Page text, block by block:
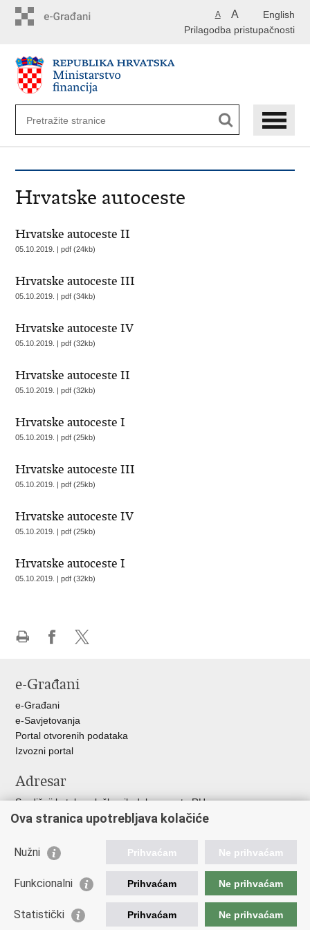
English
A A
Prilagodba pristupačnosti
Hrvatske autoceste
Hrvatske autoceste II
05.10.2019. | pdf (24kb)
Hrvatske autoceste III
05.10.2019. | pdf (34kb)
Hrvatske autoceste IV
05.10.2019. | pdf (32kb)
Hrvatske autoceste II
05.10.2019. | pdf (32kb)
Hrvatske autoceste I
05.10.2019. | pdf (25kb)
Hrvatske autoceste III
05.10.2019. | pdf (25kb)
Hrvatske autoceste IV
05.10.2019. | pdf (25kb)
Hrvatske autoceste I
05.10.2019. | pdf (32kb)
Facebooku
X-
e-Građani
e-Građani
e-Savjetovanja
Portal otvorenih podataka
Izvozni portal
Adresar
Središnji katalog službenih dokumenata RH
Adresar tijela javne vlasti
Popis dužnosnika u RH
Korisne poveznice
Hrvatski Sabor
Ova stranica upotrebljava kolačiće
Nužni Prihvaćam Ne prihvaćam
Funkcionalni Prihvaćam Ne prihvaćam
Statistički Prihvaćam Ne prihvaćam